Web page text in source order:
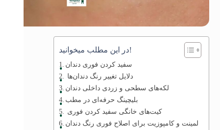
در این مطلب میخوانید!
سفید کردن فوری دندان
دلایل تغییر رنگ دندان‌ها
لکه‌های سطحی و زردی داخلی دندان
بلیچینگ حرفه‌ای در مطب
کیت‌های خانگی سفید کردن فوری
لمینت و کامپوزیت برای اصلاح فوری رنگ دندان